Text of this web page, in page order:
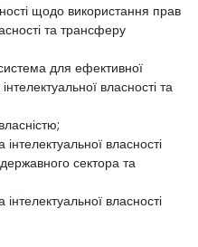
щодо використання прав
та трансферу
для ефективної
власності та
інтелектуальної власності
сектора та
інтелектуальної власності